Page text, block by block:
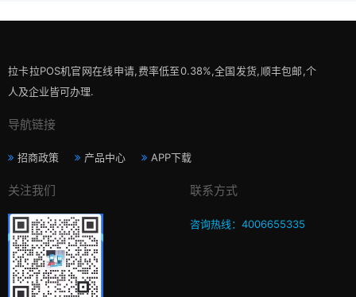
拉卡拉POS机官网在线申请,费率低至0.38%,全国发货,顺丰包邮,个
人及企业皆可办理.
导航链接
招商政策 产品中心 APP下载
关注我们 联系方式
咨询热线：4006655335